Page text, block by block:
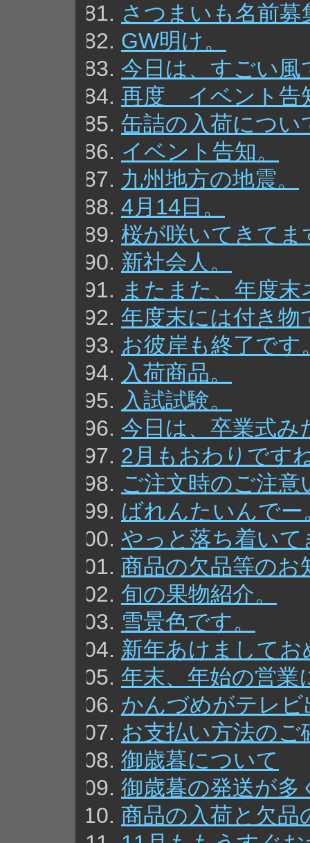
さつまいも名前募
GW明け。
今日は、すごい風
再度 イベント告
缶詰の入荷につい
イベント告知。
九州地方の地震。
4月14日。
桜が咲いてきてま
新社会人。
またまた、年度
年度末には付き物
お彼岸も終了です
入荷商品。
入試試験。
今日は、卒業式み
2月もおわりです
ご注文時のご注意
ばれんたいんでー
やっと落ち着いて
商品の欠品等のお
旬の果物紹介。
雪景色です。
新年あけまして
年末、年始の営業
かんづめがテレ
お支払い方法のご
御歳暮について
御歳暮の発送が
商品の入荷と欠品